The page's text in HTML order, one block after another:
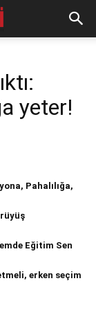
yeter!
Pahalılığa,
Eğitim Sen
erken seçim